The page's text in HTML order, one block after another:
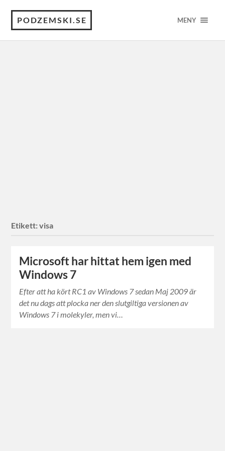
PODZEMSKI.SE MENY
Etikett:visa
Microsoft har hittat hem igen med
Windows 7
Efter att ha kört RC1 av Windows 7 sedan Maj 2009 är
det nu dags att plocka ner den slutgiltiga versionen av
Windows 7 i molekyler, men vi…